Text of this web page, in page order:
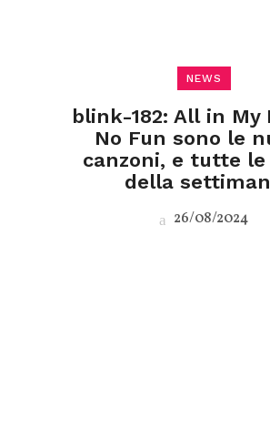
NEWS
blink-182: All in My
No Fun sono le
canzoni, e tutte le
della
26/08/2024